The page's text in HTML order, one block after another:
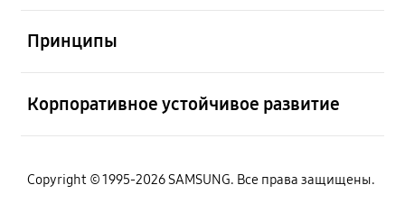
Принципы
Корпоративное устойчивое развитие
Copyright © 1995-2026 SAMSUNG. Все права защищены.